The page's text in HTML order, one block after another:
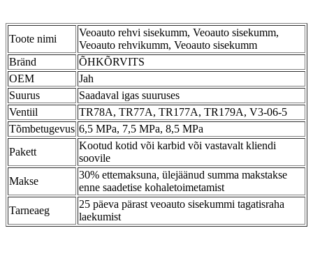
Toote nimi
Veoauto rehvi sisekumm, Veoauto sisekumm,
Veoauto rehvikumm, Veoauto sisekumm
Bränd
ÕHKÕRVITS
OEM
Jah
Suurus
Saadaval igas suuruses
Ventiil
TR78A, TR77A, TR177A, TR179A, V3-06-5
Tõmbetugevus 6,5 MPa, 7,5 MPa, 8,5 MPa
Pakett
Kootud kotid või karbid või vastavalt kliendi
soovile
Makse
30% ettemaksuna, ülejäänud summa makstakse
enne saadetise kohaletoimetamist
Tarneaeg
25 päeva pärast veoauto sisekummi tagatisraha
laekumist